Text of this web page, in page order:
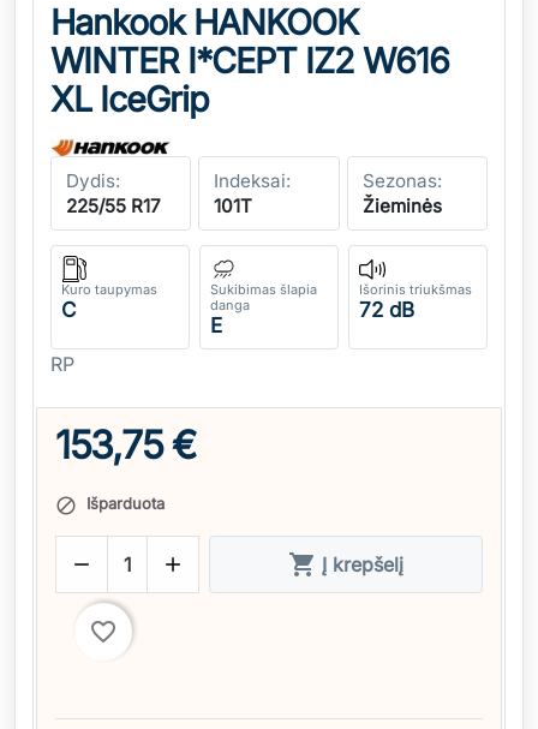
Hankook HANKOOK
WINTER I*CEPT IZ2 W616
XL IceGrip
Dydis:
225/55 R17
Indeksai:
101T
Sezonas:
Žieminės
Kuro taupymas
C
Sukibimas šlapia
danga
E
Išorinis triukšmas
72 dB
RP
153,75 €
 Išparduota
   Į krepšelį
favorite_border